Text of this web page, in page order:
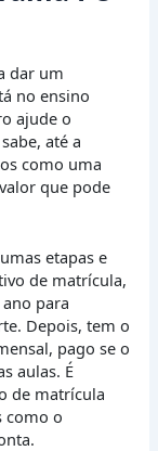
dar um
no ensino
ajude o
até a
como uma
que pode
etapas e
de matrícula,
para
Depois, tem o
pago se o
aulas. É
de matrícula
como o